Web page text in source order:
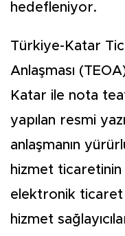
hedefleniyor.
Türkiye-Katar
Anlaşması
Katar ile nota
yapılan resmi
anlaşmanın
hizmet
elektronik ticaret
hizmet